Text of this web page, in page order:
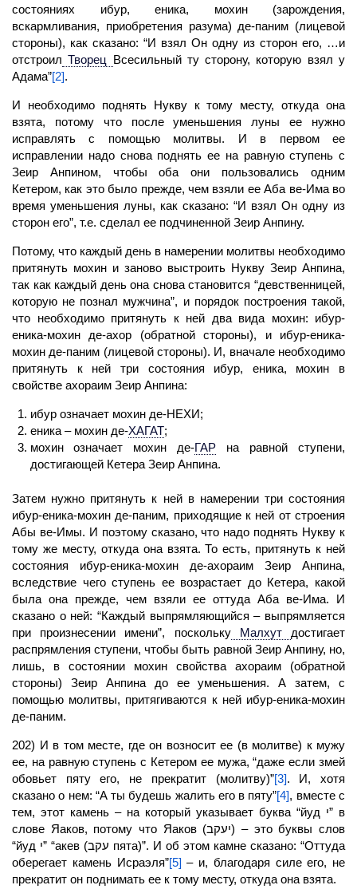
состояниях ибур, еника, мохин (зарождения,
вскармливания, приобретения разума) де-паним (лицевой
стороны), как сказано: “И взял Он одну из сторон его, …и
отстроил Творец Всесильный ту сторону, которую взял у
Адама”[2].
И необходимо поднять Нукву к тому месту, откуда она
взята, потому что после уменьшения луны ее нужно
исправлять с помощью молитвы. И в первом ее
исправлении надо снова поднять ее на равную ступень с
Зеир Анпином, чтобы оба они пользовались одним
Кетером, как это было прежде, чем взяли ееАба ве-Има во
время уменьшения луны, как сказано: “И взял Он одну из
сторон его”, т.е. сделал ее подчиненной Зеир Анпину.
Потому, что каждый день в намерении молитвы необходимо
притянуть мохин и заново выстроить Нукву Зеир Анпина,
так как каждый день она снова становится “девственницей,
которую не познал мужчина”, и порядок построения такой,
что необходимо притянуть к ней два вида мохин: ибур-
еника-мохин де-ахор (обратной стороны), и ибур-еника-
мохин де-паним (лицевой стороны). И, вначале необходимо
притянуть к ней три состояния ибур, еника, мохин в
свойстве ахораим Зеир Анпина:
ибур означает мохин де-НЕХИ;
еника – мохин де-ХАГАТ;
мохин означает мохин де-ГАР на равной ступени,
достигающей Кетера Зеир Анпина.
Затем нужно притянуть к ней в намерении три состояния
ибур-еника-мохин де-паним, приходящие к ней от строения
Абы ве-Имы. И поэтому сказано, что надо поднять Нукву к
тому же месту, откуда она взята. То есть, притянуть к ней
состояния ибур-еника-мохин де-ахораим Зеир Анпина,
вследствие чего ступень ее возрастает до Кетера, какой
была она прежде, чем взяли ее оттуда Аба ве-Има. И
сказано о ней: “Каждый выпрямляющийся – выпрямляется
при произнесении имени”, посколькуМалхут достигает
распрямления ступени, чтобы быть равной Зеир Анпину, но,
лишь, в состоянии мохин свойства ахораим (обратной
стороны) Зеир Анпина до ее уменьшения. А затем, с
помощью молитвы, притягиваются к ней ибур-еника-мохин
де-паним.
202) И в том месте, где он возносит ее (в молитве) к мужу
ее, на равную ступень с Кетером ее мужа, “даже если змей
обовьет пяту его, не прекратит (молитву)”[3]. И, хотя
сказано о нем: “А ты будешь жалить его в пяту”[4], вместе с
тем, этот камень – на который указывает буква “йуд י” в
слове Яаков, потому что Яаков (יעקב) – это буквы слов
“йуд י” “акев (עקב пята)”. И об этом камне сказано: “Оттуда
оберегает камень Исраэля”[5] – и, благодаря силе его, не
прекратит он поднимать ее к тому месту, откуда она взята.